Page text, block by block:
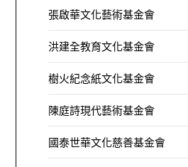
張啟華文化藝術基金會
洪建全教育文化基金會
樹火紀念紙文化基金會
陳庭詩現代藝術基金會
國泰世華文化慈善基金會